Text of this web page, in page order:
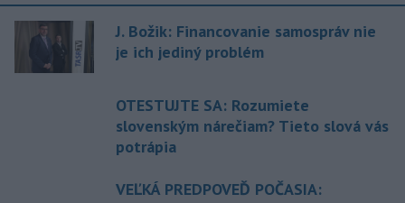
J. Božik: Financovanie samospráv nie
je ich jediný problém
OTESTUJTE SA: Rozumiete
slovenským nárečiam? Tieto slová vás
potrápia
VEĽKÁ PREDPOVEĎ POČASIA: